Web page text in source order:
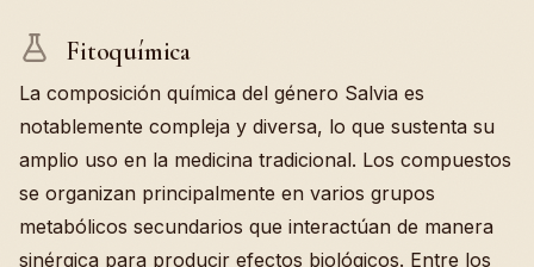
Fitoquímica
La composición química del género Salvia es
notablemente compleja y diversa, lo que sustenta su
amplio uso en la medicina tradicional. Los compuestos
se organizan principalmente en varios grupos
metabólicos secundarios que interactúan de manera
sinérgica para producir efectos biológicos. Entre los